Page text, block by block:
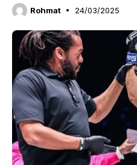
Rohmat 24/03/2025